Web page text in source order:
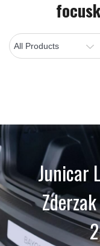
content
Junicar